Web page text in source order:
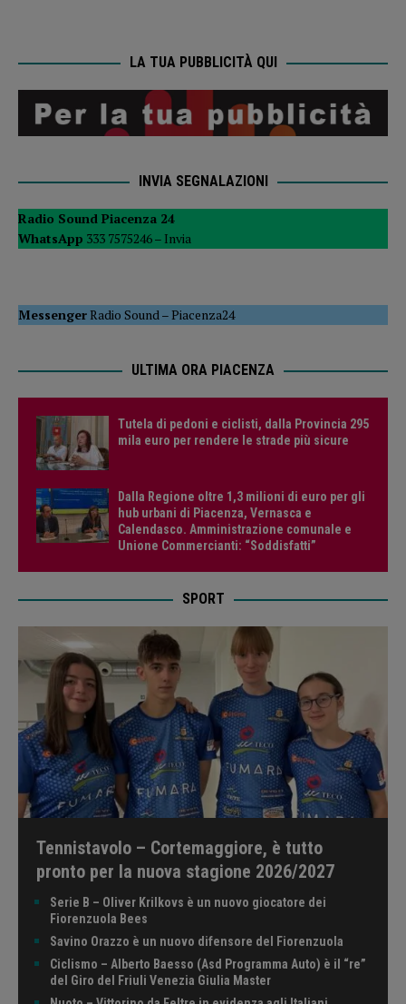
LA TUA PUBBLICITÀ QUI
INVIA SEGNALAZIONI
Radio Sound Piacenza 24
WhatsApp 333 7575246 – Invia
MessengerRadio Sound –Piacenza24
ULTIMA ORA PIACENZA
Tutela di pedoni e ciclisti, dalla Provincia 295
mila euro per rendere le strade più sicure
Dalla Regione oltre 1,3 milioni di euro per gli
hub urbani di Piacenza, Vernasca e
Calendasco. Amministrazione comunale e
Unione Commercianti: “Soddisfatti”
SPORT
Tennistavolo – Cortemaggiore, è tutto
pronto per la nuova stagione 2026/2027
Serie B – Oliver Krilkovs è un nuovo giocatore dei
Fiorenzuola Bees
Savino Orazzo è un nuovo difensore del Fiorenzuola
Ciclismo – Alberto Baesso (Asd Programma Auto) è il “re”
del Giro del Friuli Venezia Giulia Master